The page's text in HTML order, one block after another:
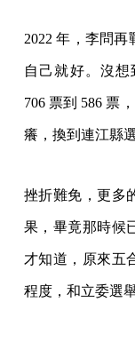
2022 年，李問
自己就好。沒
706 票到 586 票
癢，換到連江縣
挫折難免，更多
果，畢竟那時候
才知道，原來五
程度，和立委選